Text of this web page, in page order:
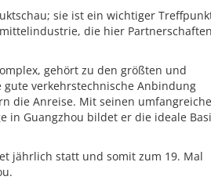
sie ist ein wichtiger
die hier Partnerschaften
gehört zu den größten und
gute verkehrstechnische Anbindung
die Anreise. Mit seinen
in Guangzhou bildet er die ideale
jährlich statt und somit zum 19. Mal